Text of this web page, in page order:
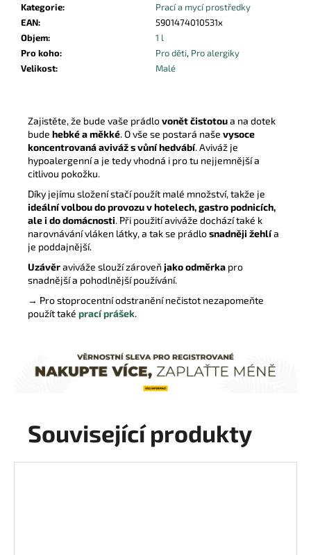
Zajistěte, že bude vaše prádlovonět čistotoua na dotek
bude hebké a měkké. O vše se postará naše vysoce
koncentrovaná aviváž s vůní hedvábí. Aviváž je
hypoalergenní a je tedy vhodná i pro tu nejjemnější a
citlivou pokožku.
Díky jejímu složení stačí použít malé množství, takže je
ideální volbou do provozu v hotelech, gastro podnicích,
ale i do domácnosti. Při použití aviváže dochází také k
narovnávání vláken látky, a tak se prádlosnadněji žehlía
je poddajnější.
Uzávěraviváže slouží zároveň jako odměrka pro
snadnější a pohodlnější používání.
→ Pro stoprocentní odstranění nečistot nezapomeňte
použít také prací prášek.
Kategorie:
Prací a mycí prostředky
EAN:
5901474010531x
Objem:
1 l
Pro koho: Pro děti, Pro alergiky
Velikost: Malé
Související produkty
5,31
Kč
Původně:
6,16
Kč